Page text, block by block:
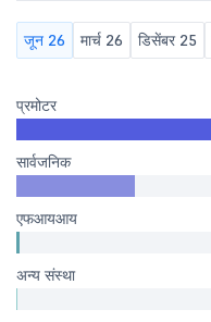
जून 26 मार्च 26 डिसेंबर 25
प्रमोटर
सार्वजनिक
एफआयआय
अन्य संस्था